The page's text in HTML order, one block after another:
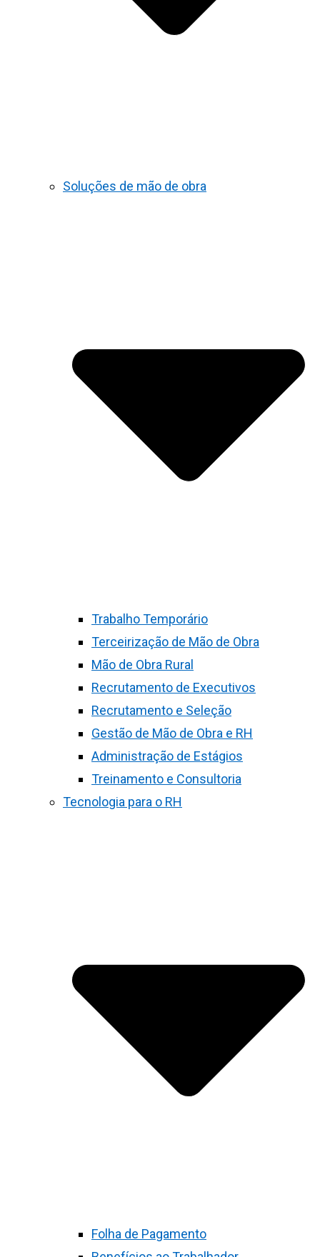
Soluções de mão de obra
Trabalho Temporário
Terceirização de Mão de Obra
Mão de Obra Rural
Recrutamento de Executivos
Recrutamento e Seleção
Gestão de Mão de Obra e RH
Administração de Estágios
Treinamento e Consultoria
Tecnologia para o RH
Folha de Pagamento